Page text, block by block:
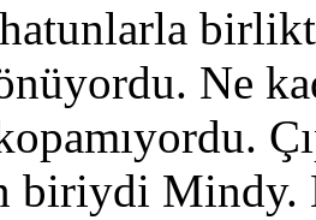
Ne
biriydi Mindy.